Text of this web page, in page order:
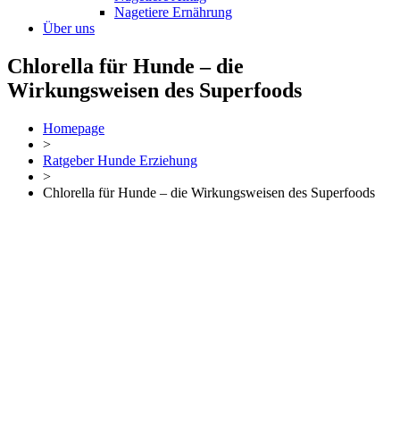
Nagetiere Ernährung
Über uns
Chlorella für Hunde – die
Wirkungsweisen des Superfoods
Homepage
>
Ratgeber Hunde Erziehung
>
Chlorella für Hunde – die Wirkungsweisen des Superfoods